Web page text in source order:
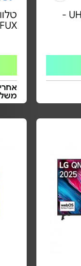
טלוויזיה חכמה "UHD 55 -